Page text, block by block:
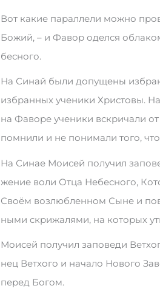
Вот ка­кие па­рал­ле­ли мо­ж­но
Бо­жий, – и Фа­вор одел­ся
бес­но­го.
На Си­най бы­ли до­пу­ще­ны
из­бран­ных уче­ни­ки Хри­сто­вы.
на Фа­во­ре уче­­н­ики вскри­ча­ли
по­м­ни­ли и не по­ни­ма­ли то­го,
На Си­нае Мо­и­сей по­лу­чил
же­ние во­ли От­ца Не­бес­но­го,
Сво­ём воз­люб­лен­ном Сы­не и
н­ыми скри­жа­ля­ми, на ко­то­рых
Мо­и­сей по­лу­чил за­по­ве­ди
нец Вет­хо­го и на­ча­ло Но­во­го
пе­ред Бо­гом.